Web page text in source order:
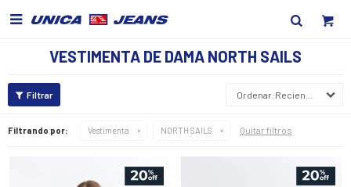

VESTIMENTA DE DAMA NORTH SAILS
Recientes
Filtrando por: Vestimenta NORTH SAILS Quitar filtros